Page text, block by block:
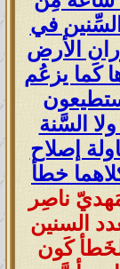
في
الأرض
كَما يزعُم
السَّنة
إصلاح
خطأ
ناصِر
السنين
كَون